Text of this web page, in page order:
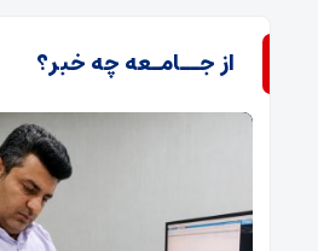
از جــامـعه چه خبر؟